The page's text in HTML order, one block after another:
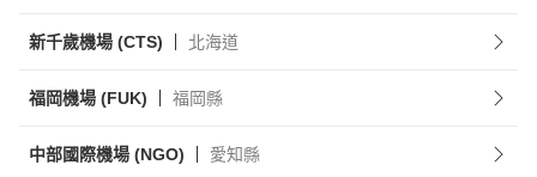
新千歲機場 (CTS) 北海道
福岡機場 (FUK) 福岡縣
中部國際機場 (NGO) 愛知縣